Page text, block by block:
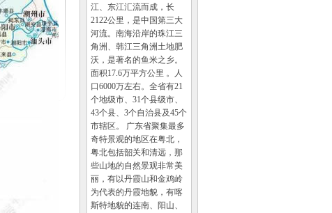
江、东江汇流而成，长
2122公里，是中国第三大
河流。南海沿岸的珠江三
角洲、韩江三角洲土地肥
沃，是著名的鱼米之乡。
面积17.6万平方公里 。人
口6000万左右。全省有21
个地级市、31个县级市、
43个县、3个自治县及45个
市辖区。 广东省聚集最多
奇特景观的地区在粤北，
粤北包括韶关和清远，那
些山地的自然景观非常美
丽，有以丹霞山和金鸡岭
为代表的丹霞地貌，有喀
斯特地貌的连南、阳山、